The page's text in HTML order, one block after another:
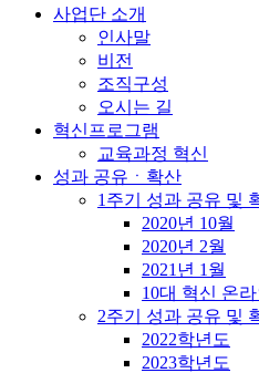
사업단 소개
인사말
비전
조직구성
오시는 길
혁신프로그램
교육과정 혁신
성과 공유ㆍ확산
1주기 성과 공유 및
2020년 10월
2020년 2월
2021년 1월
10대 혁신 온
2주기 성과 공유 및
2022학년도
2023학년도